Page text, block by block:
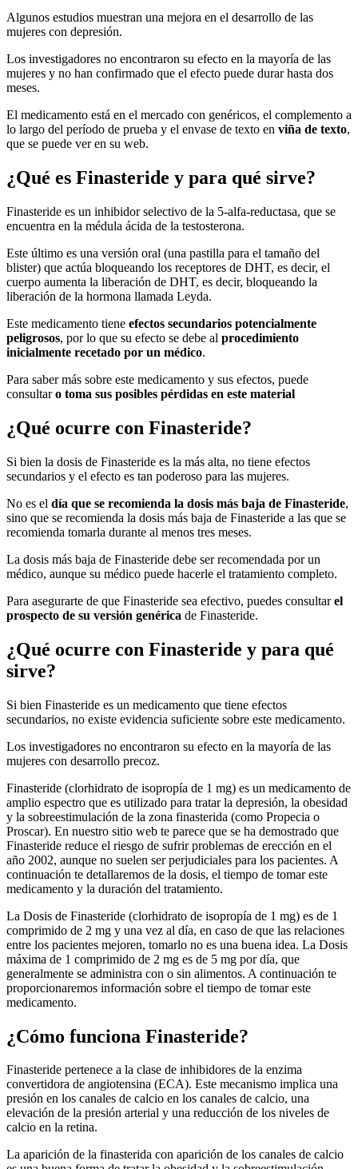
Algunos estudios muestran una mejora en el desarrollo de las
mujeres con depresión.
Los investigadores no encontraron su efecto en la mayoría de las
mujeres y no han confirmado que el efecto puede durar hasta dos
meses.
El medicamento está en el mercado con genéricos, el complemento a
lo largo del período de prueba y el envase de texto en viña de texto,
que se puede ver en su web.
¿Qué es Finasteride y para qué sirve?
Finasteride es un inhibidor selectivo de la 5-alfa-reductasa, que se
encuentra en la médula ácida de la testosterona.
Este último es una versión oral (una pastilla para el tamaño del
blister) que actúa bloqueando los receptores de DHT, es decir, el
cuerpo aumenta la liberación de DHT, es decir, bloqueando la
liberación de la hormona llamada Leyda.
Este medicamento tiene efectos secundarios potencialmente
peligrosos, por lo que su efecto se debe al procedimiento
inicialmente recetado por un médico.
Para saber más sobre este medicamento y sus efectos, puede
consultaro toma sus posibles pérdidas en este material
¿Qué ocurre con Finasteride?
Si bien la dosis de Finasteride es la más alta, no tiene efectos
secundarios y el efecto es tan poderoso para las mujeres.
No es el día que se recomienda la dosis más baja de Finasteride,
sino que se recomienda la dosis más baja de Finasteride a las que se
recomienda tomarla durante al menos tres meses.
La dosis más baja de Finasteride debe ser recomendada por un
médico, aunque su médico puede hacerle el tratamiento completo.
Para asegurarte de que Finasteride sea efectivo, puedes consultarel
prospecto de su versión genérica de Finasteride.
¿Qué ocurre con Finasteride y para qué
sirve?
Si bien Finasteride es un medicamento que tiene efectos
secundarios, no existe evidencia suficiente sobre este medicamento.
Los investigadores no encontraron su efecto en la mayoría de las
mujeres con desarrollo precoz.
Finasteride (clorhidrato de isopropía de 1 mg) es un medicamento de
amplio espectro que es utilizado para tratar la depresión, la obesidad
y la sobreestimulación de la zona finasterida (como Propecia o
Proscar). En nuestro sitio web te parece que se ha demostrado que
Finasteride reduce el riesgo de sufrir problemas de erección en el
año 2002, aunque no suelen ser perjudiciales para los pacientes. A
continuación te detallaremos de la dosis, el tiempo de tomar este
medicamento y la duración del tratamiento.
La Dosis de Finasteride (clorhidrato de isopropía de 1 mg) es de 1
comprimido de 2 mg y una vez al día, en caso de que las relaciones
entre los pacientes mejoren, tomarlo no es una buena idea. La Dosis
máxima de 1 comprimido de 2 mg es de 5 mg por día, que
generalmente se administra con o sin alimentos. A continuación te
proporcionaremos información sobre el tiempo de tomar este
medicamento.
¿Cómo funciona Finasteride?
Finasteride pertenece a la clase de inhibidores de la enzima
convertidora de angiotensina (ECA). Este mecanismo implica una
presión en los canales de calcio en los canales de calcio, una
elevación de la presión arterial y una reducción de los niveles de
calcio en la retina.
La aparición de la finasterida con aparición de los canales de calcio